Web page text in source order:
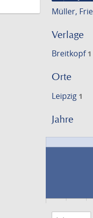
Müller,
Verlage
Breitkopf 1
Orte
Leipzig 1
Jahre
1749